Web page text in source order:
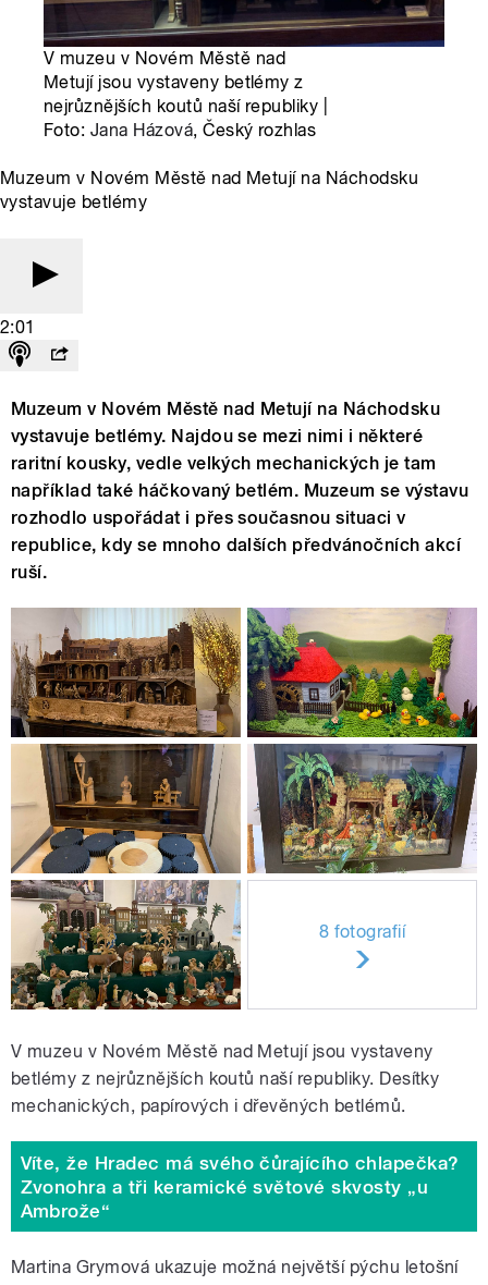
V muzeu v Novém Městě nad
Metují jsou vystaveny betlémy z
nejrůznějších koutů naší republiky |
Foto: Jana Házová, Český rozhlas
Muzeum v Novém Městě nad Metují na Náchodsku
vystavuje betlémy
2:01
Muzeum v Novém Městě nad Metují na Náchodsku
vystavuje betlémy. Najdou se mezi nimi i některé
raritní kousky, vedle velkých mechanických je tam
například také háčkovaný betlém. Muzeum se výstavu
rozhodlo uspořádat i přes současnou situaci v
republice, kdy se mnoho dalších předvánočních akcí
ruší.
8 fotografií
V muzeu v Novém Městě nad Metují jsou vystaveny
betlémy z nejrůznějších koutů naší republiky. Desítky
mechanických, papírových i dřevěných betlémů.
Víte, že Hradec má svého čůrajícího chlapečka?
Zvonohra a tři keramické světové skvosty „u
Ambrože“
Martina Grymová ukazuje možná největší pýchu letošní